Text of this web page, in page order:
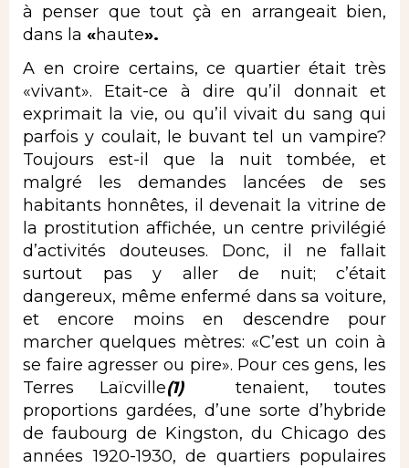
à penser que tout çà en arrangeait bien,
dans la «haute».
A en croire certains, ce quartier était très
«vivant». Etait-ce à dire qu’il donnait et
exprimait la vie, ou qu’il vivait du sang qui
parfois y coulait, le buvant tel un vampire?
Toujours est-il que la nuit tombée, et
malgré les demandes lancées de ses
habitants honnêtes, il devenait la vitrine de
la prostitution affichée, un centre privilégié
d’activités douteuses. Donc, il ne fallait
surtout pas y aller de nuit; c’était
dangereux, même enfermé dans sa voiture,
et encore moins en descendre pour
marcher quelques mètres: «C’est un coin à
se faire agresser ou pire». Pour ces gens, les
Terres Laïcville(1)
tenaient, toutes
proportions gardées, d’une sorte d’hybride
de faubourg de Kingston, du Chicago des
années 1920-1930, de quartiers populaires